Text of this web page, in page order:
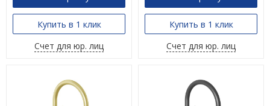
Купить в 1 клик
Счет для юр. лиц
Купить в 1 клик
Счет для юр. лиц